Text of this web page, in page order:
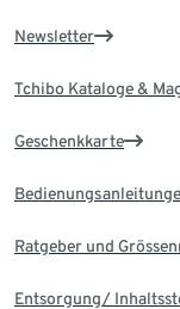
Newsletter
Tchibo Kataloge &
Geschenkkarte
Ratgeber und
Entsorgung/